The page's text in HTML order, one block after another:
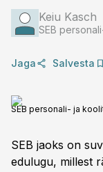
Keiu Kasch
SEB
Jaga Salvesta
SEB personali- ja
SEB jaoks on
edulugu, millest